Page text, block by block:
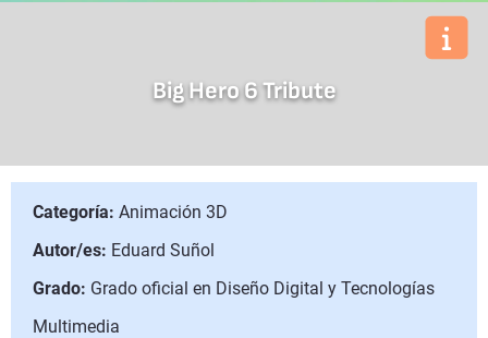
Big Hero 6 Tribute
Categoría: Animación 3D
Autor/es: Eduard Suñol
Grado: Grado oficial en Diseño Digital y Tecnologías
Multimedia